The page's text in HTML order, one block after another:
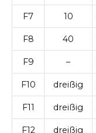
F7 10
F8 40
F9 –
F10 dreißig
F11 dreißig
F12 dreißig